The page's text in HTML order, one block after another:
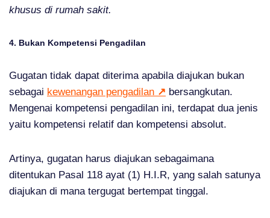
khusus di rumah sakit.
4. Bukan Kompetensi Pengadilan
Gugatan tidak dapat diterima apabila diajukan bukan
sebagai kewenangan pengadilan ↗ bersangkutan.
Mengenai kompetensi pengadilan ini, terdapat dua jenis
yaitu kompetensi relatif dan kompetensi absolut.
Artinya, gugatan harus diajukan sebagaimana
ditentukan Pasal 118 ayat (1) H.I.R, yang salah satunya
diajukan di mana tergugat bertempat tinggal.